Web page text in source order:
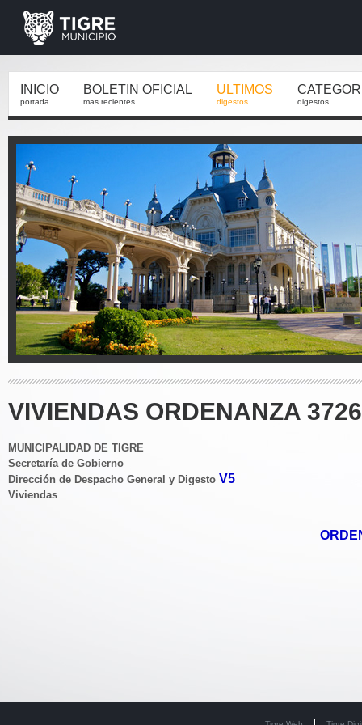
INICIO
portada
BOLETIN OFICIAL
mas recientes
ULTIMOS
digestos digestos
VIVIENDAS ORDENANZA
MUNICIPALIDAD DE TIGRE
Secretaría de Gobierno
Dirección de Despacho General y Digesto V5
Viviendas